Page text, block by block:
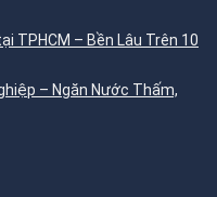
TPHCM – Bền Lâu Trên 10
– Ngăn Nước Thấm,